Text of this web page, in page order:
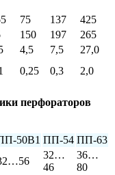
75 137
425
150 197
265
4,5 7,5
27,0
0,25 0,3 2,0
перфораторов
50В1 ПП-54 ПП-63
32…
46
36…
80